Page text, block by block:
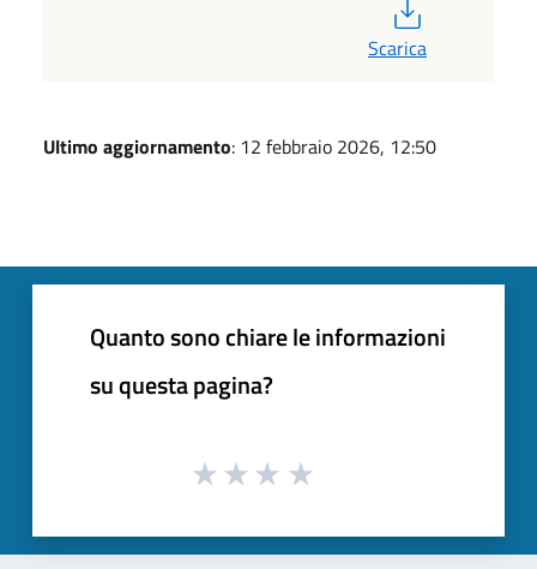
Scarica
Ultimo aggiornamento: 12 febbraio 2026, 12:50
Quanto sono chiare le informazioni
su questa pagina?